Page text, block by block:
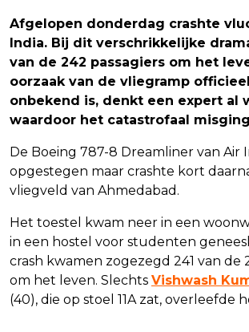
Afgelopen donderdag crashte
India. Bij dit verschrikkelijke
van de 242 passagiers om het
oorzaak van de vliegramp
onbekend is, denkt een expert al
waardoor het catastrofaal
De Boeing 787-8 Dreamliner van Air
opgestegen maar crashte kort
vliegveld van Ahmedabad.
Het toestel kwam neer in een
in een hostel voor studenten
crash kwamen zogezegd 241 van de
om het leven. Slechts Vishwash
(40), die op stoel 11A zat, overleefde